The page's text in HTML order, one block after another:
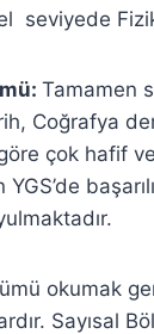
seviyede
Tamamen
Coğrafya
çok hafif
YGS’de
okumak
Sayısal